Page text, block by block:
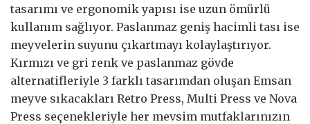
tasarımı ve ergonomik yapısı ise uzun ömürlü
kullanım sağlıyor. Paslanmaz geniş hacimli tası ise
meyvelerin suyunu çıkartmayı kolaylaştırıyor.
Kırmızı ve gri renk ve paslanmaz gövde
alternatifleriyle 3 farklı tasarımdan oluşan Emsan
meyve sıkacakları Retro Press, Multi Press ve Nova
Press seçenekleriyle her mevsim mutfaklarınızın